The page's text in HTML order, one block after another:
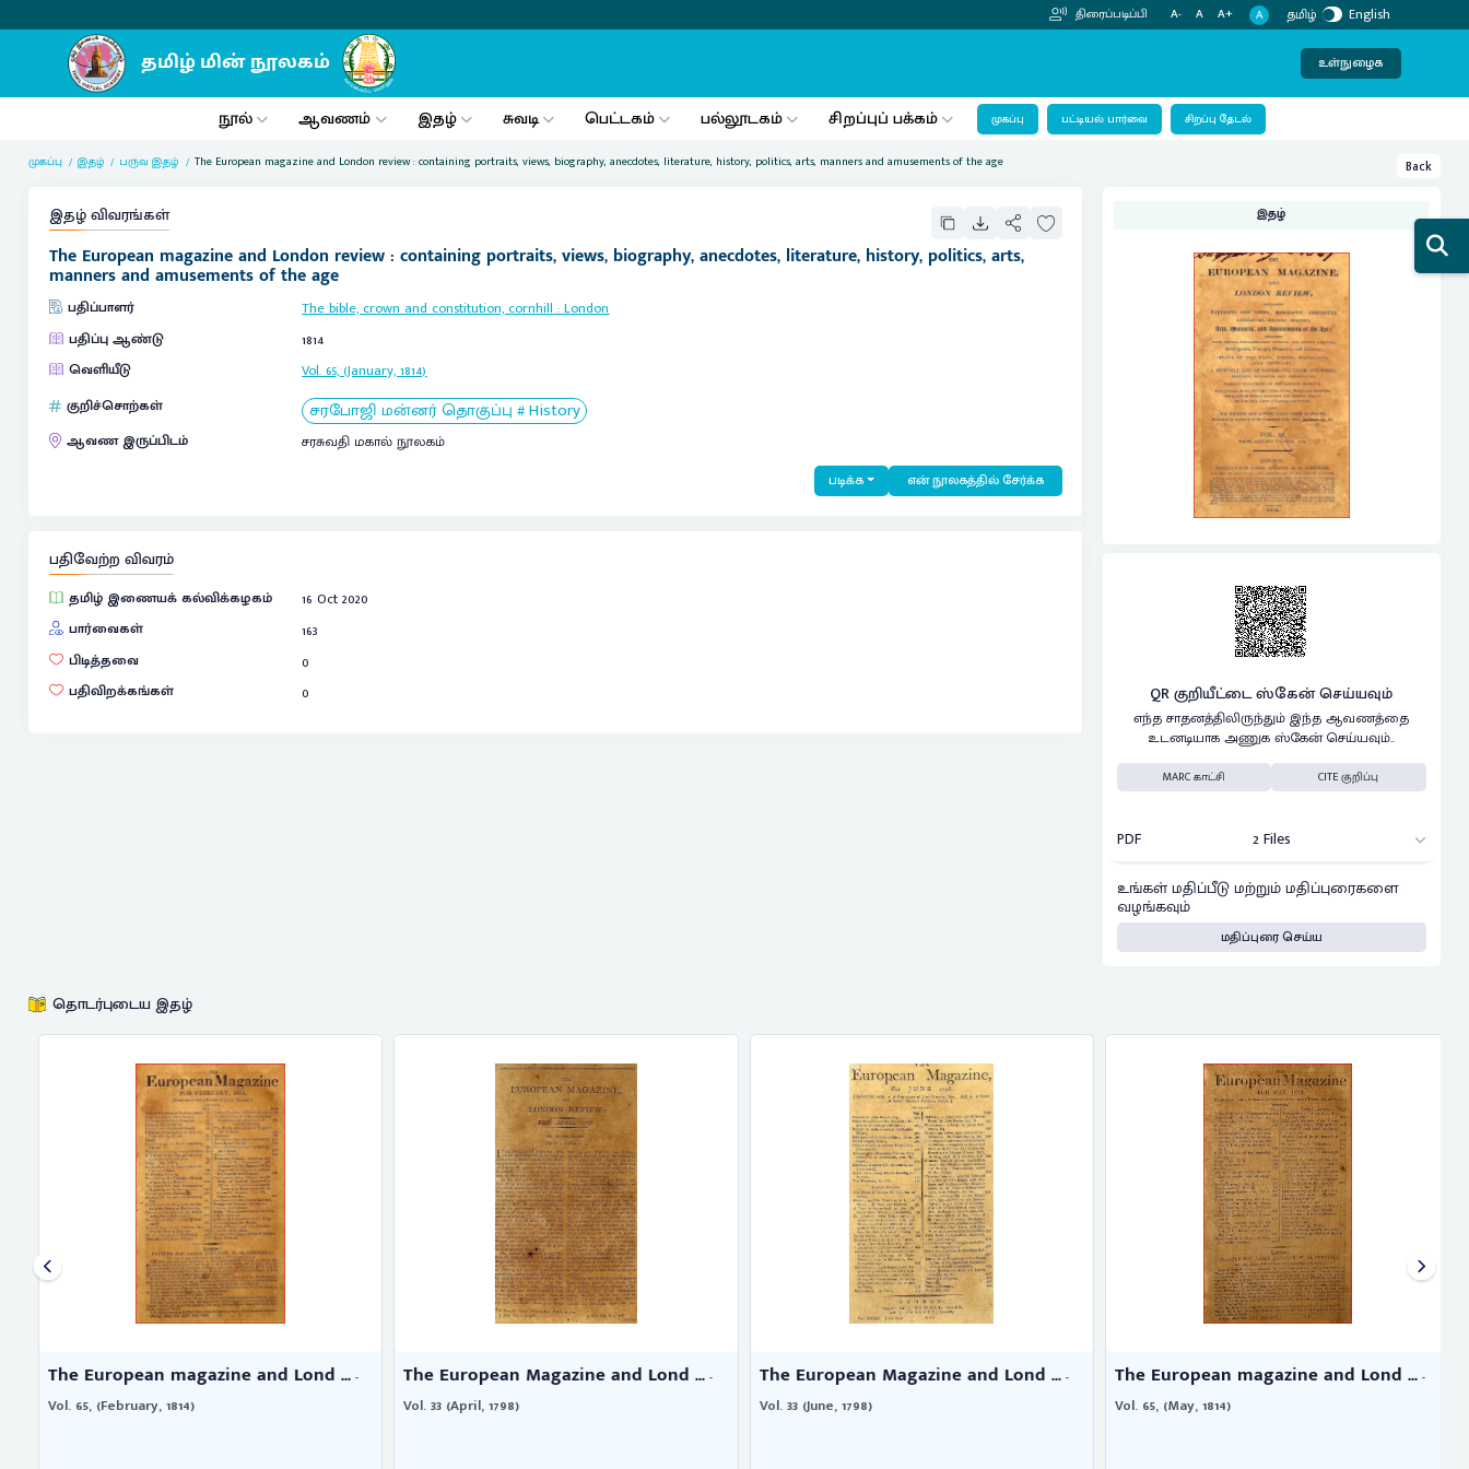
திரைப்படிப்பி A- A A+ A தமிழ் English
உள்நுழைக
நூல் ஆவணம் இதழ் சுவடி பெட்டகம் பல்லூடகம் சிறப்புப் பக்கம் முகப்பு பட்டியல் பார்வை சிறப்பு தேடல்
முகப்பு இதழ் பருவ இதழ் The European magazine and London review : containing portraits, views, biography, anecdotes, literature, history, politics, arts, manners and amusements of the age Back
இதழ் விவரங்கள்
The European magazine and London review : containing portraits, views, biography, anecdotes, literature, history, politics, arts,
manners and amusements of the age
பதிப்பாளர் The bible, crown and constitution, cornhill:London
பதிப்பு ஆண்டு
1814
வெளியீடு
Vol. 65, (January, 1814)
குறிச்சொற்கள்
சரபோஜி மன்னர் தொகுப்பு # History
ஆவண இருப்பிடம் சரசுவதி மகால் நூலகம்
படிக்க என் நூலகத்தில் சேர்க்க
பதிவேற்ற விவரம்
தமிழ் இணையக் கல்விக்கழகம்
16 Oct 2020
பார்வைகள்
163
பிடித்தவை
0
பதிவிறக்கங்கள்
0
இதழ்
QR குறியீட்டை ஸ்கேன் செய்யவும்
எந்த சாதனத்திலிருந்தும் இந்த ஆவணத்தை
உடனடியாக அணுக ஸ்கேன் செய்யவும்..
MARC காட்சி CITE குறிப்பு
PDF 2 Files
உங்கள் மதிப்பீடு மற்றும் மதிப்புரைகளை
வழங்கவும்
மதிப்புரை செய்ய
தொடர்புடைய இதழ்
The European magazine and Lond ...-
Vol. 65, (February, 1814)
The European Magazine and Lond ...-
Vol. 33 (April, 1798)
The European Magazine and Lond ...-
Vol. 33 (June, 1798)
The European magazine and Lond ...-
Vol. 65, (May, 1814)